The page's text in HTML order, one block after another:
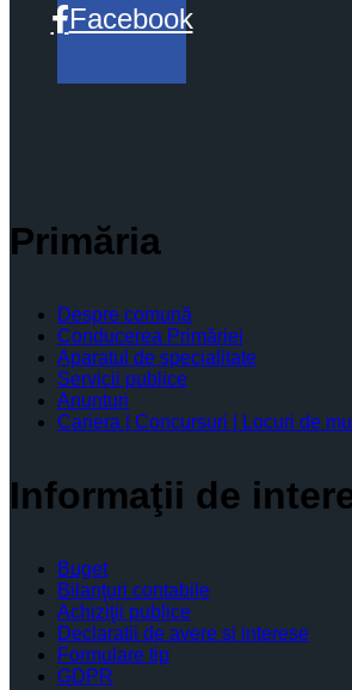
Facebook
Primăria
Despre comună
Conducerea Primăriei
Aparatul de specialitate
Servicii publice
Anunturi
Cariera | Concursuri | Locuri de
Informaţii de
Buget
Bilanţuri contabile
Achiziţii publice
Declaratii de avere si interese
Formulare tip
GDPR